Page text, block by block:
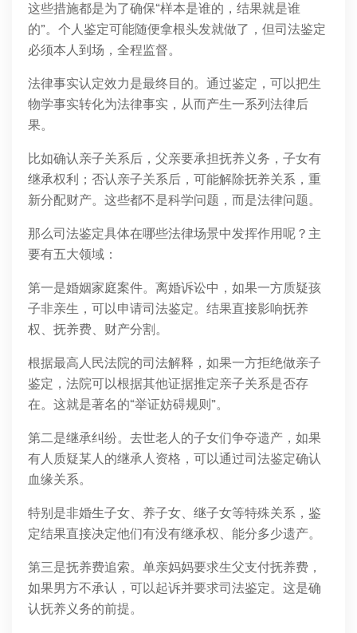
这些措施都是为了确保“样本是谁的，结果就是谁
的”。个人鉴定可能随便拿根头发就做了，但司法鉴定
必须本人到场，全程监督。
法律事实认定效力是最终目的。通过鉴定，可以把生
物学事实转化为法律事实，从而产生一系列法律后
果。
比如确认亲子关系后，父亲要承担抚养义务，子女有
继承权利；否认亲子关系后，可能解除抚养关系，重
新分配财产。这些都不是科学问题，而是法律问题。
那么司法鉴定具体在哪些法律场景中发挥作用呢？主
要有五大领域：
第一是婚姻家庭案件。离婚诉讼中，如果一方质疑孩
子非亲生，可以申请司法鉴定。结果直接影响抚养
权、抚养费、财产分割。
根据最高人民法院的司法解释，如果一方拒绝做亲子
鉴定，法院可以根据其他证据推定亲子关系是否存
在。这就是著名的“举证妨碍规则”。
第二是继承纠纷。去世老人的子女们争夺遗产，如果
有人质疑某人的继承人资格，可以通过司法鉴定确认
血缘关系。
特别是非婚生子女、养子女、继子女等特殊关系，鉴
定结果直接决定他们有没有继承权、能分多少遗产。
第三是抚养费追索。单亲妈妈要求生父支付抚养费，
如果男方不承认，可以起诉并要求司法鉴定。这是确
认抚养义务的前提。